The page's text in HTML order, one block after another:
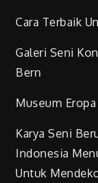
Cara Terbaik
Galeri Seni
Bern
Museum
Karya Seni
Indonesia
Untuk